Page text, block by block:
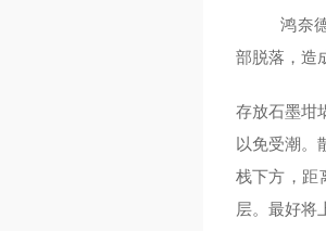
鸿奈德石
部脱落，造
存放石墨坩
以免受潮。
栈下方，距
层。最好将